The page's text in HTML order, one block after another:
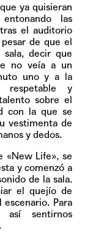
ya quisieran
las
el auditorio
de que el
decir que
no veía a un
uno y a la
y
sobre el
con la que se
vestimenta de
y dedos.
«New Life», se
y comenzó a
de la sala.
el quejío de
Para
sentirnos